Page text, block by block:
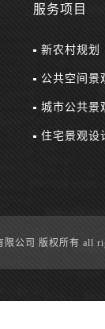
服务项目
新农村规划
公共空间景
城市公共景
住宅景观设
公司 版权所有 all